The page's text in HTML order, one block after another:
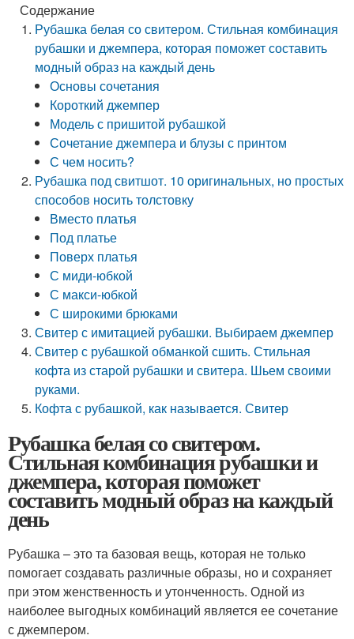
Содержание
Рубашка белая со свитером. Стильная комбинация
рубашки и джемпера, которая поможет составить
модный образ на каждый день
Основы сочетания
Короткий джемпер
Модель с пришитой рубашкой
Сочетание джемпера и блузы с принтом
С чем носить?
Рубашка под свитшот. 10 оригинальных, но простых
способов носить толстовку
Вместо платья
Под платье
Поверх платья
С миди-юбкой
С макси-юбкой
С широкими брюками
Свитер с имитацией рубашки. Выбираем джемпер
Свитер с рубашкой обманкой сшить. Стильная
кофта из старой рубашки и свитера. Шьем своими
руками.
Кофта с рубашкой, как называется. Свитер
Рубашка белая со свитером.
Стильная комбинация рубашки и
джемпера, которая поможет
составить модный образ на каждый
день
Рубашка – это та базовая вещь, которая не только
помогает создавать различные образы, но и сохраняет
при этом женственность и утонченность. Одной из
наиболее выгодных комбинаций является ее сочетание
с джемпером.